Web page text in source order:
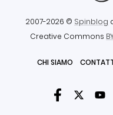
2007-2026 © Spinblog
Creative Commons
CHI SIAMO